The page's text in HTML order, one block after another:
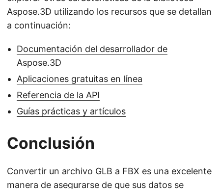
Aspose.3D utilizando los recursos que se detallan
a continuación:
Documentación del desarrollador de
Aspose.3D
Aplicaciones gratuitas en línea
Referencia de la API
Guías prácticas y artículos
Conclusión
Convertir un archivo GLB a FBX es una excelente
manera de asegurarse de que sus datos se